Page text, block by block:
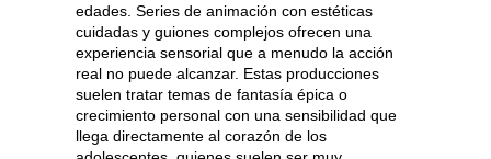
edades. Series de animación con estéticas
cuidadas y guiones complejos ofrecen una
experiencia sensorial que a menudo la acción
real no puede alcanzar. Estas producciones
suelen tratar temas de fantasía épica o
crecimiento personal con una sensibilidad que
llega directamente al corazón de los